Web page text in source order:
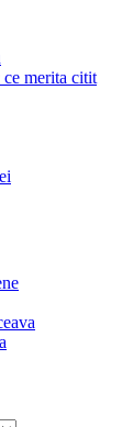
merita citit